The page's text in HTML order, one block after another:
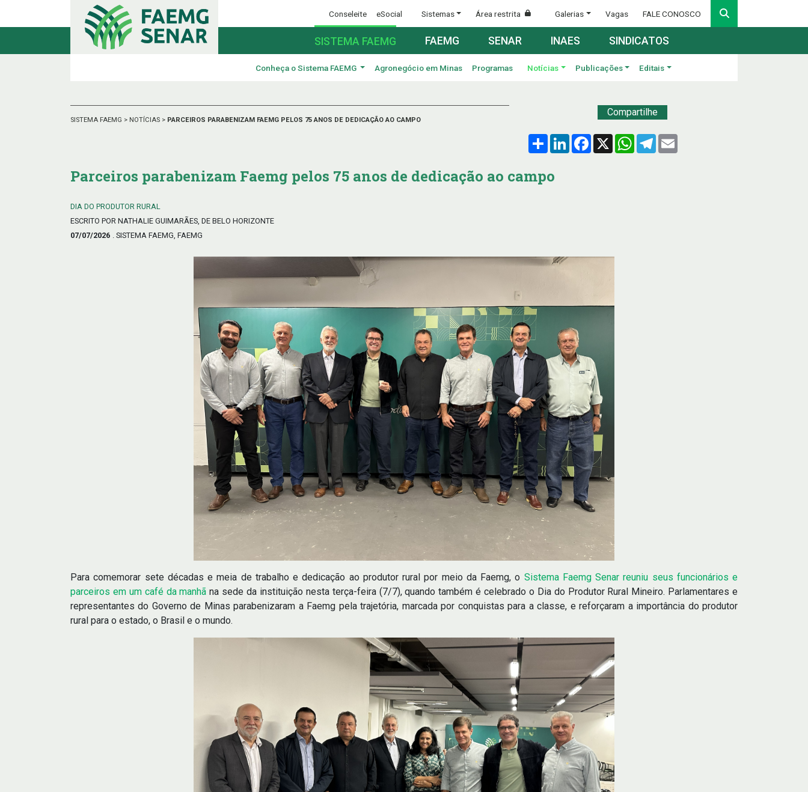
Conseleite eSocial Sistemas Área restrita Galerias Vagas FALE CONOSCO
SISTEMA FAEMG FAEMG SENAR INAES SINDICATOS
Conheça o Sistema FAEMG Agronegócio em Minas Programas Notícias Publicações Editais
SISTEMA FAEMG > NOTÍCIAS > PARCEIROS PARABENIZAM FAEMG PELOS 75 ANOS DE DEDICAÇÃO AO CAMPO
Compartilhe
Compartilhar
LinkedInFacebook
X WhatsApp
Telegram
Parceiros parabenizam Faemg pelos 75 anos de dedicação ao campo
DIA DO PRODUTOR RURAL
ESCRITO POR NATHALIE GUIMARÃES, DE BELO HORIZONTE
07/07/2026 . SISTEMA FAEMG, FAEMG
Para comemorar sete décadas e meia de trabalho e dedicação ao produtor rural por meio da Faemg, o Sistema Faemg Senar reuniu seus funcionários e
parceiros em um café da manhã na sede da instituição nesta terça-feira (7/7), quando também é celebrado o Dia do Produtor Rural Mineiro. Parlamentares e
representantes do Governo de Minas parabenizaram a Faemg pela trajetória, marcada por conquistas para a classe, e reforçaram a importância do produtor
rural para o estado, o Brasil e o mundo.